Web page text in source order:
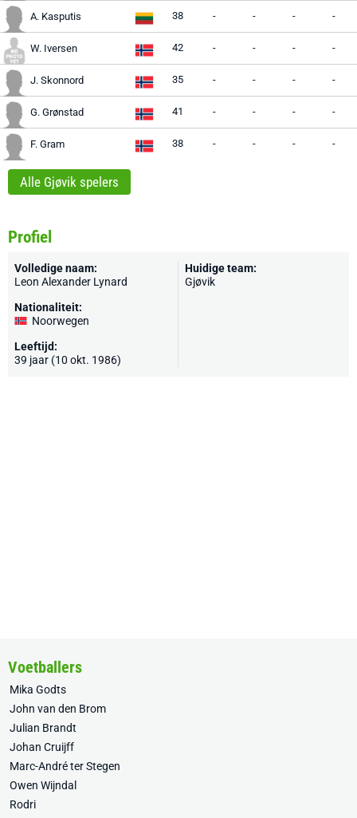
A. Kasputis 38 - - - -
W. Iversen 42 - - - -
J. Skonnord 35 - - - -
G. Grønstad 41 - - - -
F. Gram 38 - - - -
Alle Gjøvik spelers
Profiel
Volledige naam:
Leon Alexander Lynard
Nationaliteit:
Noorwegen
Leeftijd:
39 jaar (10 okt. 1986)
Huidige team:
Gjøvik
Voetballers
Mika Godts
John van den Brom
Julian Brandt
Johan Cruijff
Marc-André ter Stegen
Owen Wijndal
Rodri